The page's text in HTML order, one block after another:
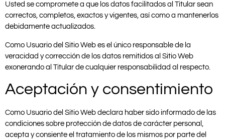
Usted se compromete a que los datos facilitados al Titular sean
correctos, completos, exactos y vigentes, así como a mantenerlos
debidamente actualizados.
Como Usuario del Sitio Web es el único responsable de la
veracidad y corrección de los datos remitidos al Sitio Web
exonerando al Titular de cualquier responsabilidad al respecto.
Aceptación y consentimiento
Como Usuario del Sitio Web declara haber sido informado de las
condiciones sobre protección de datos de carácter personal,
acepta y consiente el tratamiento de los mismos por parte del